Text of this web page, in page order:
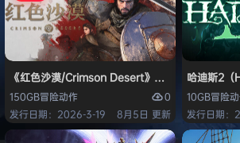
《红色沙漠/Crimson Desert》免安装中文版
150GB冒险动作
0
发行日期：2026-3-19
8月5日 更新
哈迪斯2（
10GB冒险
发行日期